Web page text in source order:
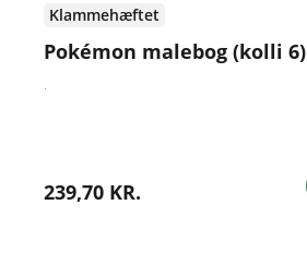
Klammehæftet
Pokémon malebog (kolli 6)
.
239,70 KR.